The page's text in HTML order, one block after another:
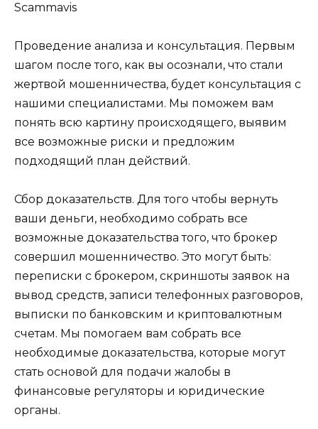
Scammavis
Проведение анализа и консультация. Первым
шагом после того, как вы осознали, что стали
жертвой мошенничества, будет консультация с
нашими специалистами. Мы поможем вам
понять всю картину происходящего, выявим
все возможные риски и предложим
подходящий план действий.
Сбор доказательств. Для того чтобы вернуть
ваши деньги, необходимо собрать все
возможные доказательства того, что брокер
совершил мошенничество. Это могут быть:
переписки с брокером, скриншоты заявок на
вывод средств, записи телефонных разговоров,
выписки по банковским и криптовалютным
счетам. Мы помогаем вам собрать все
необходимые доказательства, которые могут
стать основой для подачи жалобы в
финансовые регуляторы и юридические
органы.